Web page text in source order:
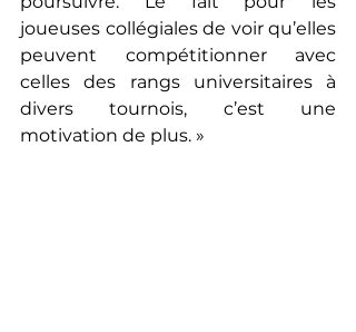
joueuses collégiales de voir qu’elles
peuvent compétitionner avec
celles des rangs universitaires à
divers tournois, c’est une
motivation de plus. »